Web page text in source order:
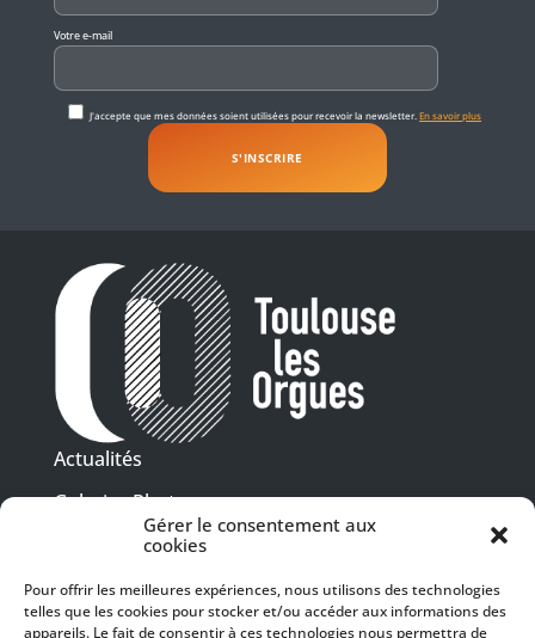
Gérer le consentement aux
cookies
Pour offrir les meilleures expériences, nous utilisons des technologies
telles que les cookies pour stocker et/ou accéder aux informations des
appareils. Le fait de consentir à ces technologies nous permettra de
Votre e-mail
J'accepte que mes données soient utilisées pour recevoir la newsletter.En savoir plus
Actualités
Galeries Photos
Vidéothèque
Presse
Programme PDF
Billetterie